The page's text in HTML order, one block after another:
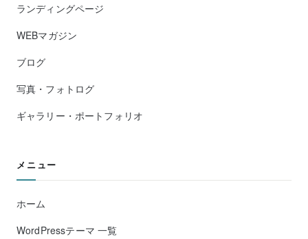
ランディングページ
WEBマガジン
ブログ
写真・フォトログ
ギャラリー・ポートフォリオ
メニュー
ホーム
WordPressテーマ 一覧